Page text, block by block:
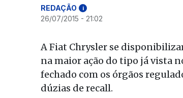
REDAÇÃO i
26/07/2015 - 21:02
A Fiat Chrysler se
na maior ação do tipo já vista
fechado com os órgãos
dúzias de recall.